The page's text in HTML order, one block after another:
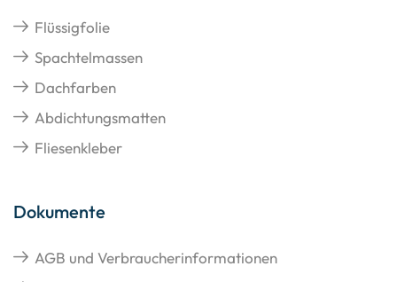
Flüssigfolie
Spachtelmassen
Dachfarben
Abdichtungsmatten
Fliesenkleber
Dokumente
AGB und Verbraucherinformationen